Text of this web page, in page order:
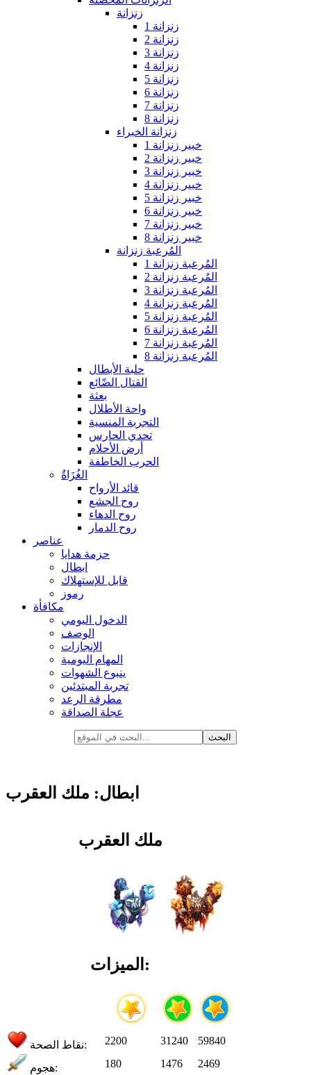
زنزانة
زنزانة 1
زنزانة 2
زنزانة 3
زنزانة 4
زنزانة 5
زنزانة 6
زنزانة 7
زنزانة 8
زنزانة الخبراء
خبير زنزانة 1
خبير زنزانة 2
خبير زنزانة 3
خبير زنزانة 4
خبير زنزانة 5
خبير زنزانة 6
خبير زنزانة 7
خبير زنزانة 8
المُرعبة زنزانة
المُرعبة زنزانة 1
المُرعبة زنزانة 2
المُرعبة زنزانة 3
المُرعبة زنزانة 4
المُرعبة زنزانة 5
المُرعبة زنزانة 6
المُرعبة زنزانة 7
المُرعبة زنزانة 8
حلبة الأبطال
القتال الضّائع
بعثة
واحة الأطلال
التجربة المنسية
تحدي الحارس
أرض الأحلام
الحرب الخاطفة
الغُزَاةٌ
قائد الأرواح
روح الجشع
روح الدهاء
روح الدمار
عناصر
حزمة هدايا
ابطال
قابل للإستهلاك
رموز
مكافأة
الدخول اليومي
الوصف
الإنجازات
المهام اليومية
ينبوع الشهوات
تجربة المبتدئين
مطرقة الرعد
عجلة الصداقة
ابطال: ملك العقرب
ملك العقرب
الميزات:
نقاط الصحة: 2200 31240 59840
هجوم: 180 1476 2469